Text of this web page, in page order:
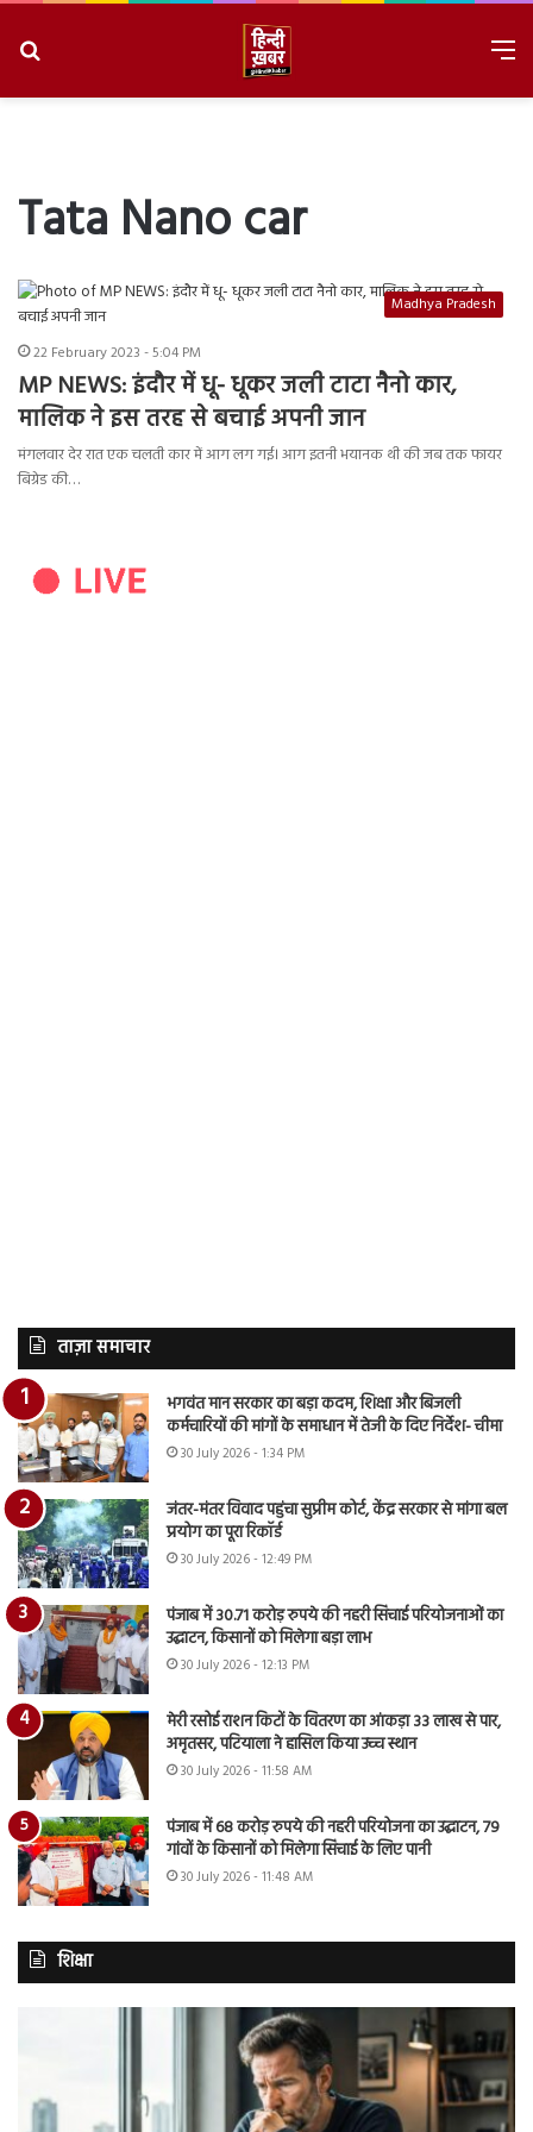
Tata Nano car
Madhya Pradesh
22 February 2023 - 5:04 PM
MP NEWS: इंदौर में धू- धूकर जली टाटा नैनो कार,
मालिक ने इस तरह से बचाई अपनी जान
मंगलवार देर रात एक चलती कार में आग लग गई। आग इतनी भयानक थी की जब तक फायर
बिग्रेड की…
ताज़ा समाचार
भगवंत मान सरकार का बड़ा कदम, शिक्षा और बिजली
कर्मचारियों की मांगों के समाधान में तेजी के दिए निर्देश- चीमा
30 July 2026 - 1:34 PM
जंतर-मंतर विवाद पहुंचा सुप्रीम कोर्ट, केंद्र सरकार से मांगा बल
प्रयोग का पूरा रिकॉर्ड
30 July 2026 - 12:49 PM
पंजाब में 30.71 करोड़ रुपये की नहरी सिंचाई परियोजनाओं का
उद्घाटन, किसानों को मिलेगा बड़ा लाभ
30 July 2026 - 12:13 PM
मेरी रसोई राशन किटों के वितरण का आंकड़ा 33 लाख से पार,
अमृतसर, पटियाला ने हासिल किया उच्च स्थान
30 July 2026 - 11:58 AM
पंजाब में 68 करोड़ रुपये की नहरी परियोजना का उद्घाटन, 79
गांवों के किसानों को मिलेगा सिंचाई के लिए पानी
30 July 2026 - 11:48 AM
शिक्षा